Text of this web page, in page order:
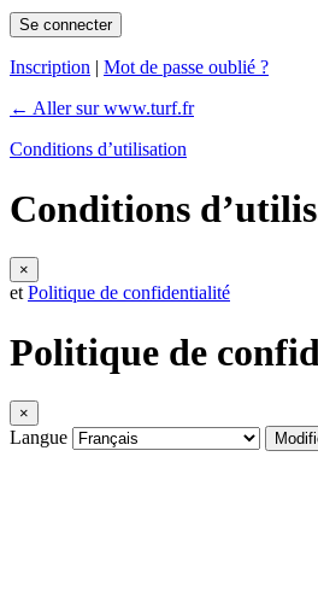
Inscription | Mot de passe oublié ?
← Aller sur www.turf.fr
Conditions d’utilisation
Conditions
×
et Politique de confidentialité
Politique de
×
Langue